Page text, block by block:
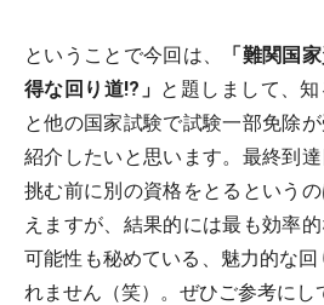
ということで今回は、
「難関国
得な回り道!?」 と題しまして、
と他の国家試験で試験一部免除
紹介したいと思います。最終到
挑む前に別の資格をとるという
えますが、結果的には最も効率
可能性も秘めている、魅力的な
れません（笑）。ぜひご参考にし